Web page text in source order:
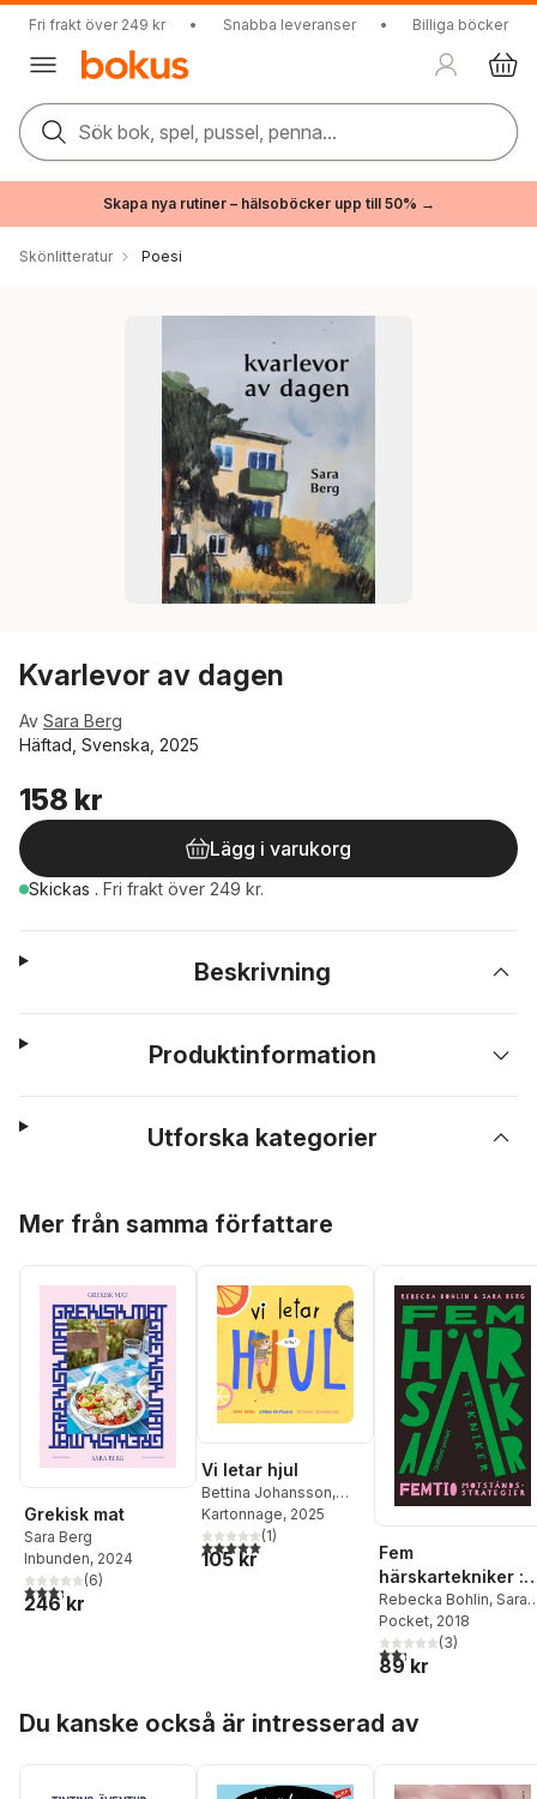
Fri frakt över 249 kr • Snabba leveranser • Billiga böcker
Sök bok, spel, pussel, penna...
Skapa nya rutiner – hälsoböcker upp till 50% →
Skönlitteratur Poesi
Kvarlevor av dagen
Av Sara Berg
Häftad, Svenska, 2025
158 kr
Lägg i varukorg
Skickas . Fri frakt över 249 kr.
Beskrivning
Produktinformation
Utforska kategorier
Mer från samma författare
Grekisk mat
Sara Berg
Inbunden, 2024
3,3utav 5 stjärnor. Totalt antal röster:
(6)
246 kr
Vi letar hjul
Bettina Johansson,
Sara Berg,Karin
Frimodig
Kartonnage, 2025
5,0utav 5 stjärnor. Totalt antal röster:
(1)
105 kr
Fem
härskartekniker :
Femtio
r
Rebecka Bohlin, Sara
Berg
Pocket, 2018
2,3utav 5 stjärnor.
(3)
89 kr
Du kanske också är intresserad av